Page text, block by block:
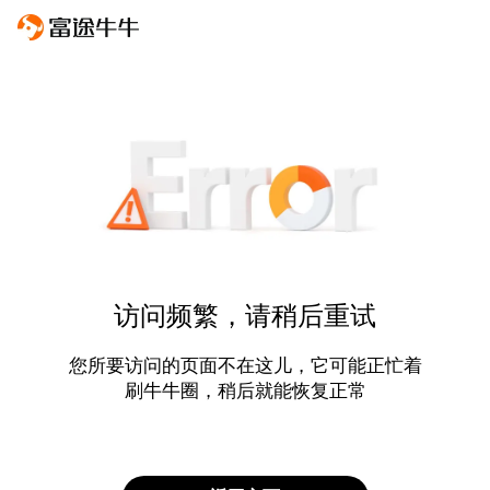
访问频繁，请稍后重试
您所要访问的页面不在这儿，它可能正忙着
刷牛牛圈，稍后就能恢复正常